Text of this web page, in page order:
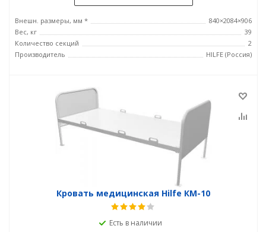
Внешн. размеры, мм *
840×2084×906
Вес, кг
39
Количество секций
2
Производитель
HILFE (Россия)
Кровать медицинская Hilfe КМ-10
Есть в наличии